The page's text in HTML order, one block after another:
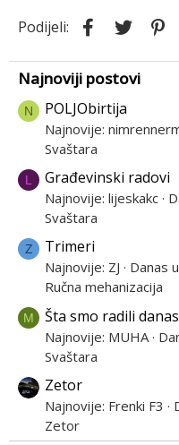
Podijeli: Facebook
Twitter
Najnoviji postovi
N POLJObirtija
Najnovije:
Svaštara
L Građevinski radovi
Najnovije: lijeskakc
Svaštara
Z Trimeri
Najnovije: ZJ
Danas
Ručna mehanizacija
M Šta smo radili
Najnovije: MUHA
Svaštara
Zetor
Najnovije: Frenki F3
Zetor